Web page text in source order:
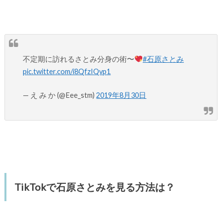
不定期に訪れるさとみ分身の術〜
#石原さとみ
pic.twitter.com/i8QfzIQvp1
— え み か (@Eee_stm)2019年8月30日
TikTokで石原さとみを見る方法は？